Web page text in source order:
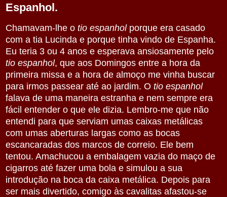
Espanhol.
Chamavam-lhe o tio espanhol porque era casado
com a tia Lucinda e porque tinha vindo de Espanha.
Eu teria 3 ou 4 anos e esperava ansiosamente pelo
tio espanhol, que aos Domingos entre a hora da
primeira missa e a hora de almoço me vinha buscar
para irmos passear até ao jardim. O tio espanhol
falava de uma maneira estranha e nem sempre era
fácil entender o que ele dizia. Lembro-me que não
entendi para que serviam umas caixas metálicas
com umas aberturas largas como as bocas
escancaradas dos marcos de correio. Ele bem
tentou. Amachucou a embalagem vazia do maço de
cigarros até fazer uma bola e simulou a sua
introdução na boca da caixa metálica. Depois para
ser mais divertido, comigo às cavalitas afastou-se